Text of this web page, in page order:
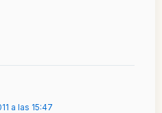
a las 15:47